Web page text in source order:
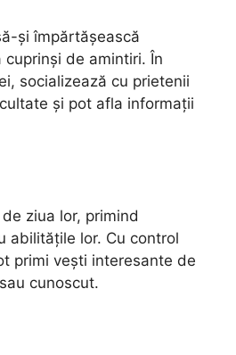
și împărtășească
cuprinși de amintiri. În
socializează cu prietenii
și pot afla informații
ziua lor, primind
abilitățile lor. Cu control
primi vești interesante de
cunoscut.